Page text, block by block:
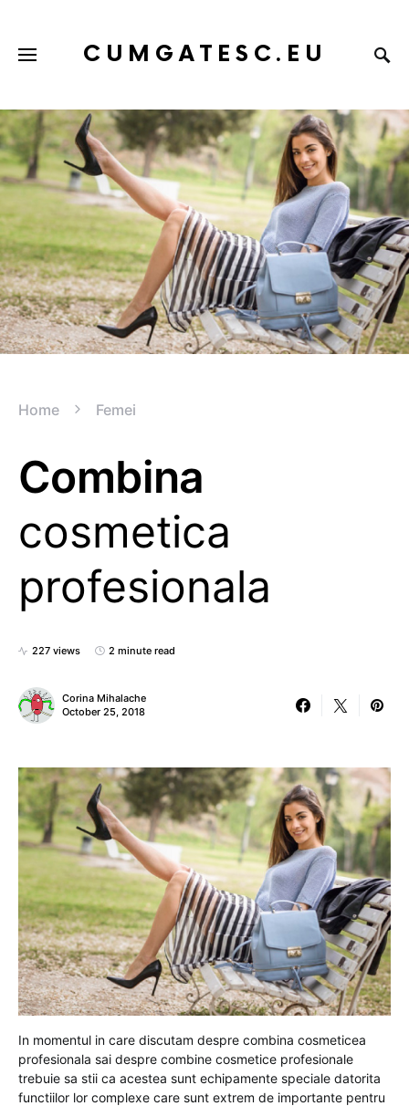
CUMGATESC.EU
Home Femei
Combina
cosmetica
profesionala
227 views 2 minute read
Corina Mihalache
October 25, 2018
In momentul in care discutam despre combina cosmeticea
profesionala sai despre combine cosmetice profesionale
trebuie sa stii ca acestea sunt echipamente speciale datorita
functiilor lor complexe care sunt extrem de importante pentru